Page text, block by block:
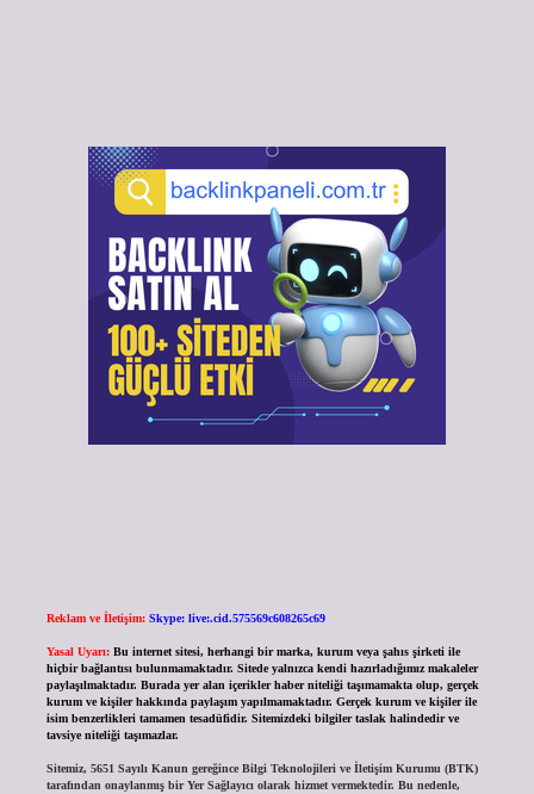
Reklam ve İletişim: Skype: live:.cid.575569c608265c69
Yasal Uyarı: Bu internet sitesi, herhangi bir marka, kurum veya şahıs şirketi ile
hiçbir bağlantısı bulunmamaktadır. Sitede yalnızca kendi hazırladığımız makaleler
paylaşılmaktadır. Burada yer alan içerikler haber niteliği taşımamakta olup, gerçek
kurum ve kişiler hakkında paylaşım yapılmamaktadır. Gerçek kurum ve kişiler ile
isim benzerlikleri tamamen tesadüfidir. Sitemizdeki bilgiler taslak halindedir ve
tavsiye niteliği taşımazlar.
Sitemiz, 5651 Sayılı Kanun gereğince Bilgi Teknolojileri ve İletişim Kurumu (BTK)
tarafından onaylanmış bir Yer Sağlayıcı olarak hizmet vermektedir. Bu nedenle,